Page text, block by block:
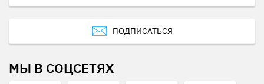
ПОДПИСАТЬСЯ
МЫ В СОЦСЕТЯХ